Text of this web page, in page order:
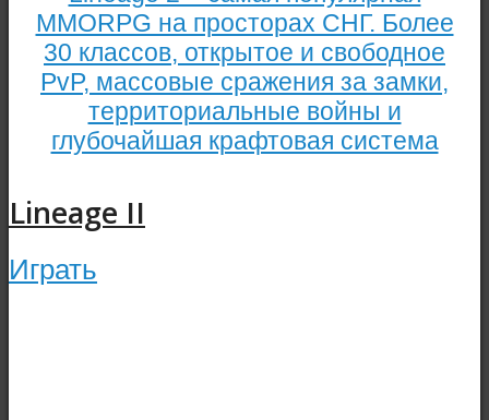
MMORPG на просторах СНГ. Более
30 классов, открытое и свободное
PvP, массовые сражения за замки,
территориальные войны и
глубочайшая крафтовая система
Lineage II
Играть